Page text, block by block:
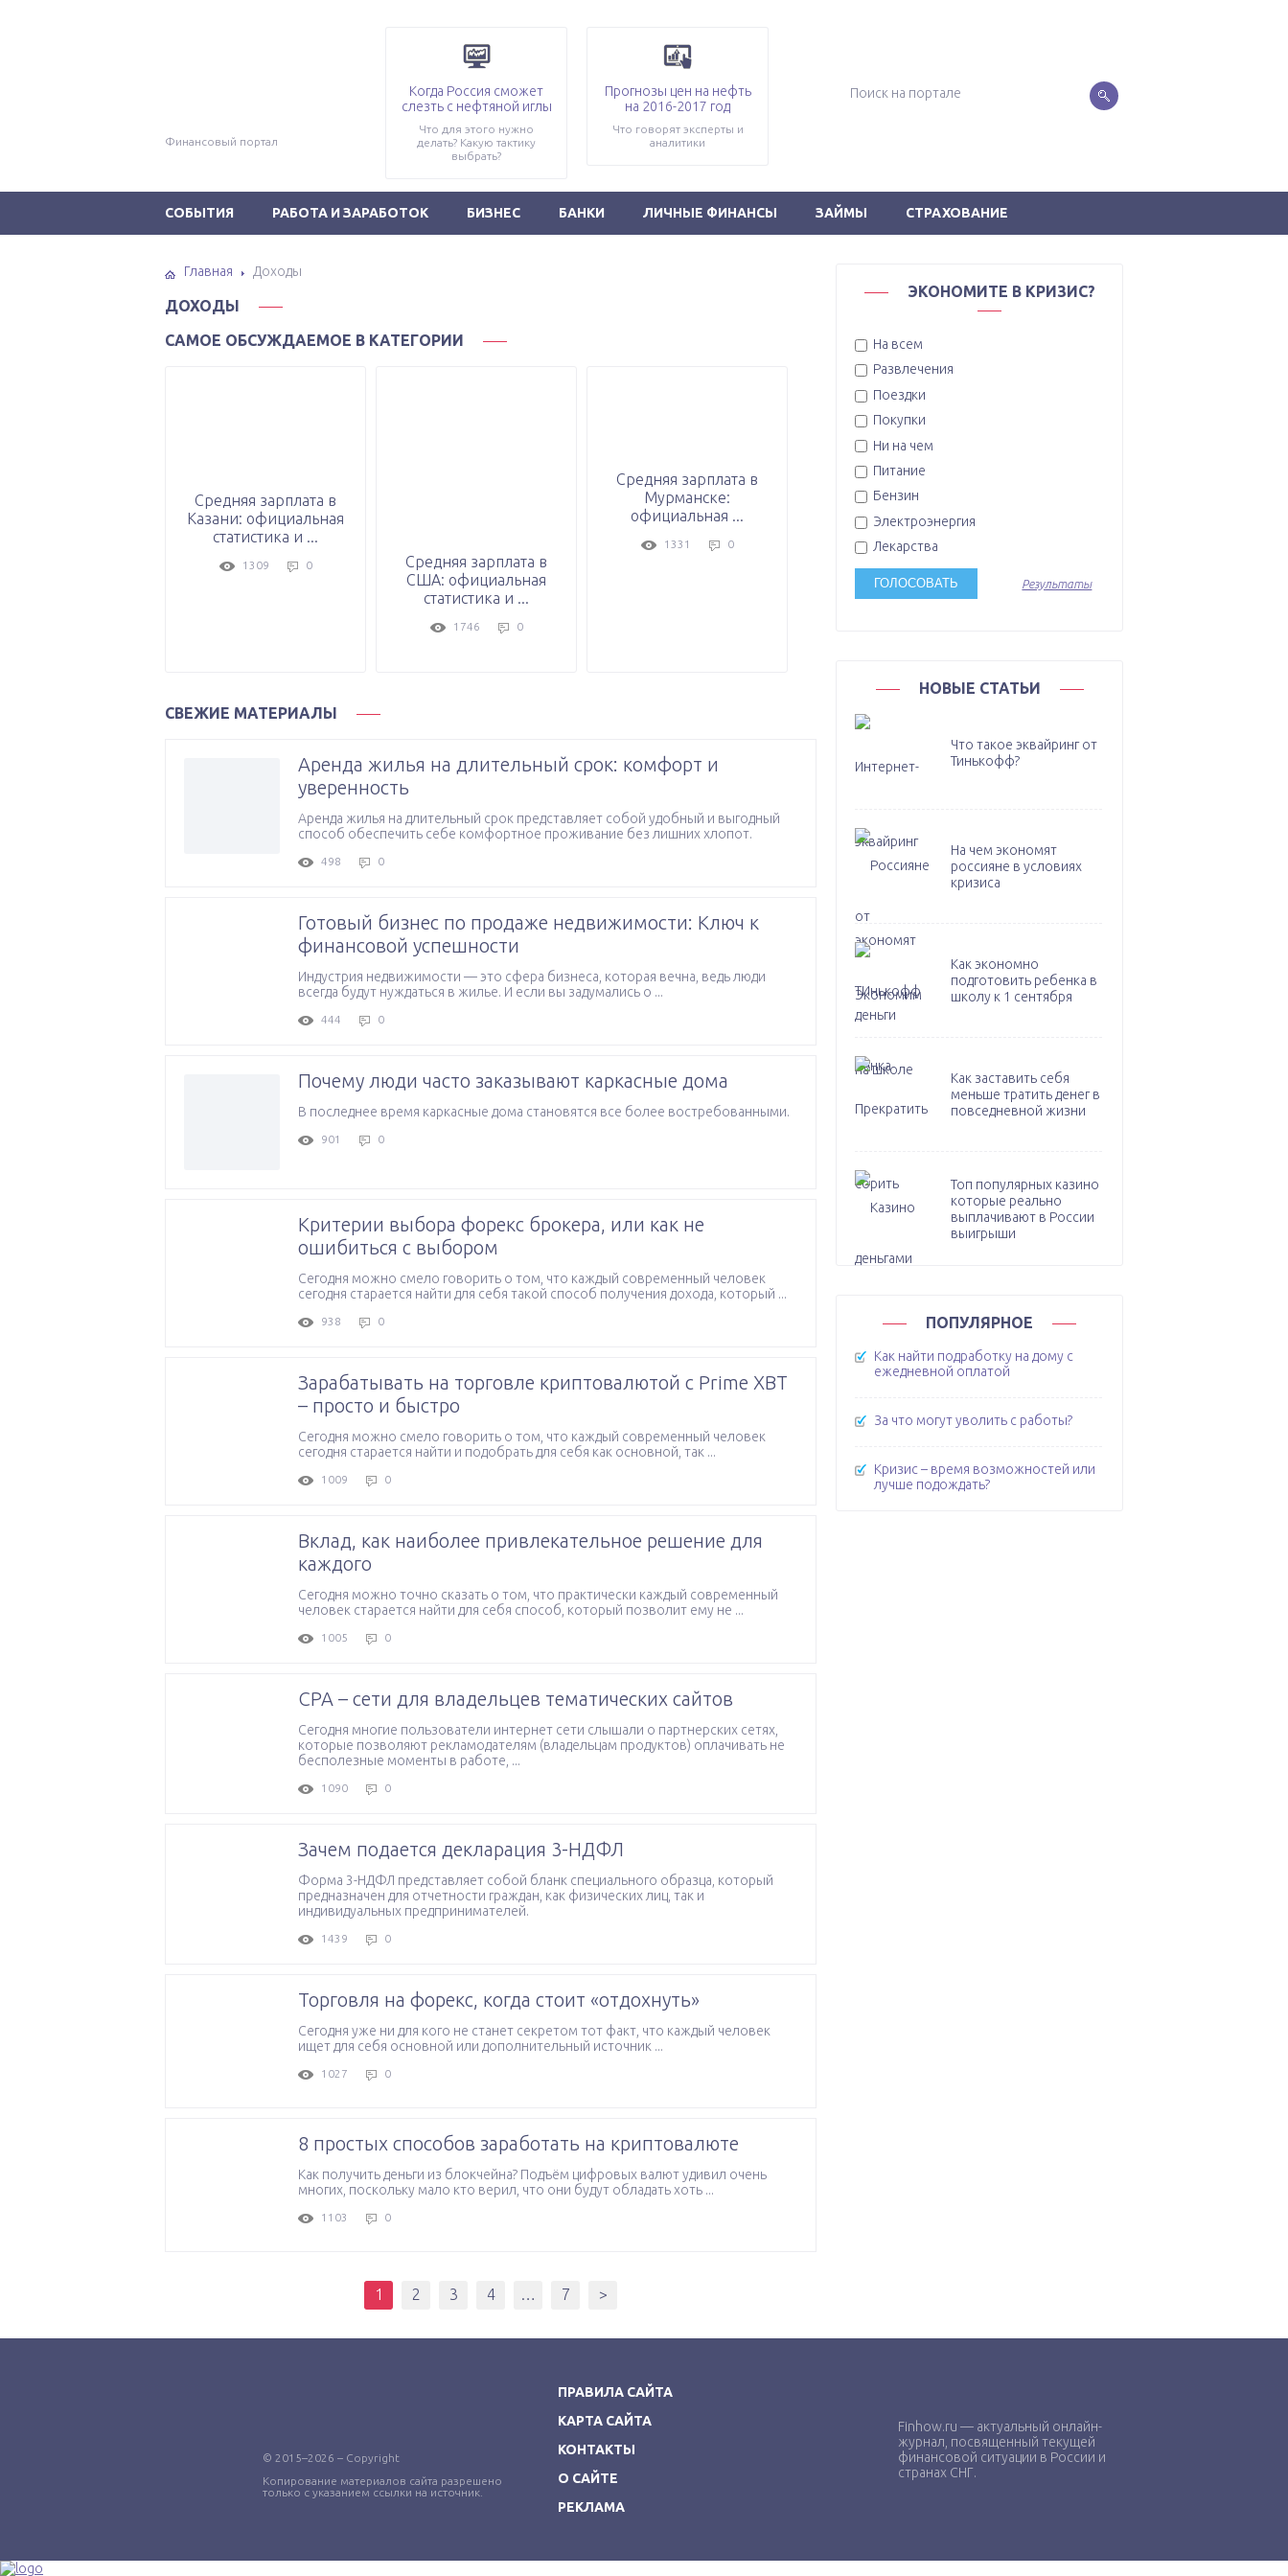
Финансовый портал
Когда Россия сможет
слезть с нефтяной иглы
Что для этого нужно
делать? Какую тактику
выбрать?
Прогнозы цен на нефть
на 2016-2017 год
Что говорят эксперты и
аналитики
СОБЫТИЯ РАБОТА И ЗАРАБОТОК БИЗНЕС БАНКИ ЛИЧНЫЕ ФИНАНСЫ ЗАЙМЫ СТРАХОВАНИЕ
Главная Доходы
ДОХОДЫ
САМОЕ ОБСУЖДАЕМОЕ В КАТЕГОРИИ
Средняя зарплата в
Казани: официальная
статистика и ...
1309 0
Средняя зарплата в
США: официальная
статистика и ...
1746 0
Средняя зарплата в
Мурманске:
официальная ...
1331 0
СВЕЖИЕ МАТЕРИАЛЫ
Аренда жилья на длительный срок: комфорт и
уверенность
Аренда жилья на длительный срок представляет собой удобный и выгодный
способ обеспечить себе комфортное проживание без лишних хлопот.
498 0
Готовый бизнес по продаже недвижимости: Ключ к
финансовой успешности
Индустрия недвижимости — это сфера бизнеса, которая вечна, ведь люди
всегда будут нуждаться в жилье. И если вы задумались о ...
444 0
Почему люди часто заказывают каркасные дома
В последнее время каркасные дома становятся все более востребованными.
901 0
Критерии выбора форекс брокера, или как не
ошибиться с выбором
Сегодня можно смело говорить о том, что каждый современный человек
сегодня старается найти для себя такой способ получения дохода, который ...
938 0
Зарабатывать на торговле криптовалютой с Prime XBT
– просто и быстро
Сегодня можно смело говорить о том, что каждый современный человек
сегодня старается найти и подобрать для себя как основной, так ...
1009 0
Вклад, как наиболее привлекательное решение для
каждого
Сегодня можно точно сказать о том, что практически каждый современный
человек старается найти для себя способ, который позволит ему не ...
1005 0
СРА – сети для владельцев тематических сайтов
Сегодня многие пользователи интернет сети слышали о партнерских сетях,
которые позволяют рекламодателям (владельцам продуктов) оплачивать не
бесполезные моменты в работе, ...
1090 0
Зачем подается декларация 3-НДФЛ
Форма 3-НДФЛ представляет собой бланк специального образца, который
предназначен для отчетности граждан, как физических лиц, так и
индивидуальных предпринимателей.
1439 0
Торговля на форекс, когда стоит «отдохнуть»
Сегодня уже ни для кого не станет секретом тот факт, что каждый человек
ищет для себя основной или дополнительный источник ...
1027 0
8 простых способов заработать на криптовалюте
Как получить деньги из блокчейна? Подъём цифровых валют удивил очень
многих, поскольку мало кто верил, что они будут обладать хоть ...
1103 0
1 2 3 4 … 7 >
ЭКОНОМИТЕ В КРИЗИС?
На всем
Развлечения
Поездки
Покупки
Ни на чем
Питание
Бензин
Электроэнергия
Лекарства
Результаты
НОВЫЕ СТАТЬИ
Что такое эквайринг от
Тинькофф?
На чем экономят
россияне в условиях
кризиса
Как экономно
подготовить ребенка в
школу к 1 сентября
Как заставить себя
меньше тратить денег в
повседневной жизни
Топ популярных казино
которые реально
выплачивают в России
выигрыши
ПОПУЛЯРНОЕ
Как найти подработку на дому с
ежедневной оплатой
За что могут уволить с работы?
Кризис – время возможностей или
лучше подождать?
© 2015–2026 – Copyright
Копирование материалов сайта разрешено
только с указанием ссылки на источник.
ПРАВИЛА САЙТА
КАРТА САЙТА
КОНТАКТЫ
О САЙТЕ
РЕКЛАМА
Finhow.ru — актуальный онлайн-
журнал, посвященный текущей
финансовой ситуации в России и
странах СНГ.